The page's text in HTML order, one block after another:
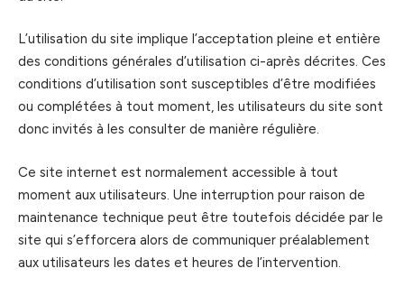
L’utilisation du site implique l’acceptation pleine et entière
des conditions générales d’utilisation ci-après décrites. Ces
conditions d’utilisation sont susceptibles d’être modifiées
ou complétées à tout moment, les utilisateurs du site sont
donc invités à les consulter de manière régulière.
Ce site internet est normalement accessible à tout
moment aux utilisateurs. Une interruption pour raison de
maintenance technique peut être toutefois décidée par le
site qui s’efforcera alors de communiquer préalablement
aux utilisateurs les dates et heures de l’intervention.